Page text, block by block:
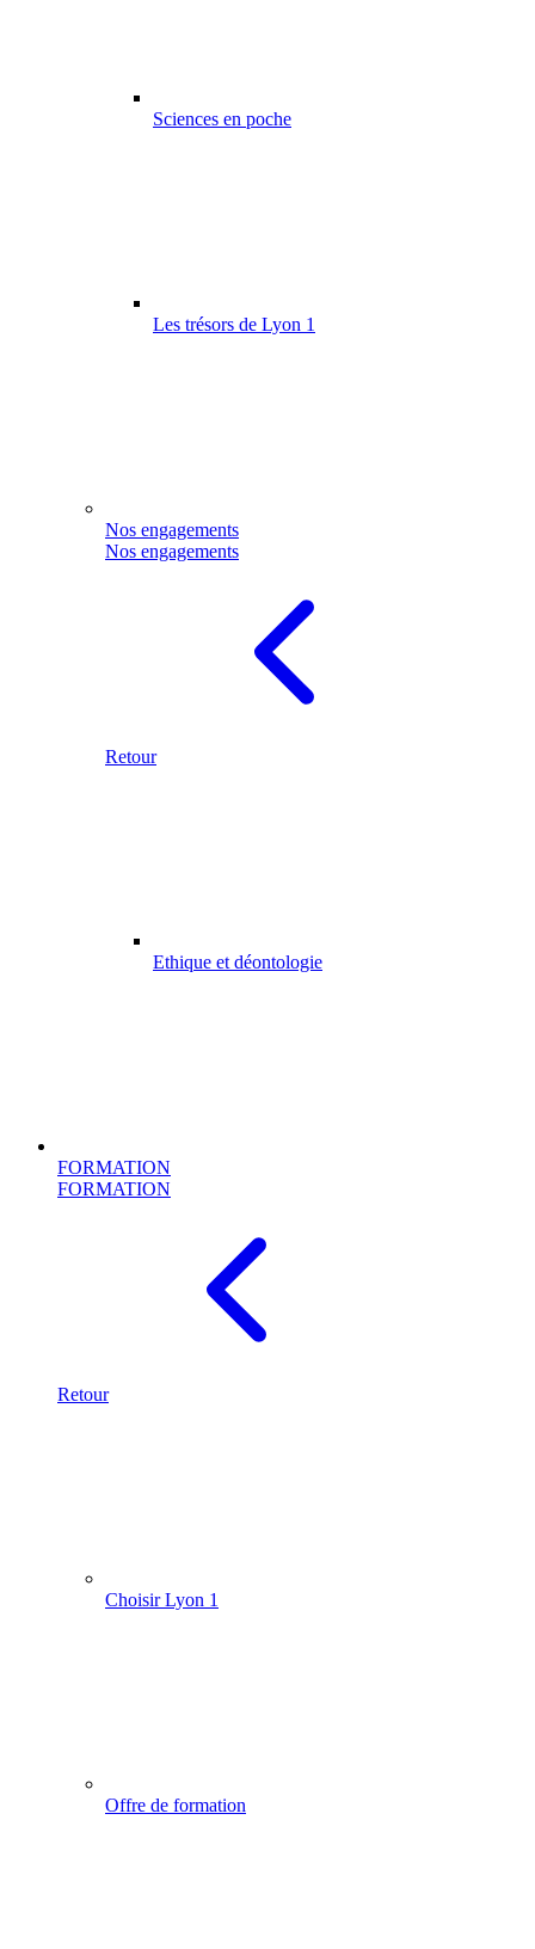
Sciences en poche
Les trésors de Lyon 1
Nos engagements
Nos engagements
Retour
Ethique et déontologie
FORMATION
FORMATION
Retour
Choisir Lyon 1
Offre de formation